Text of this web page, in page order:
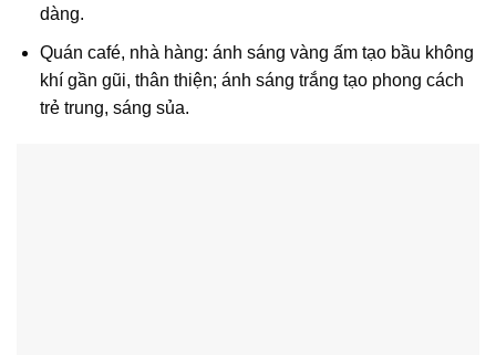
dàng.
Quán café, nhà hàng: ánh sáng vàng ấm tạo bầu không
khí gần gũi, thân thiện; ánh sáng trắng tạo phong cách
trẻ trung, sáng sủa.